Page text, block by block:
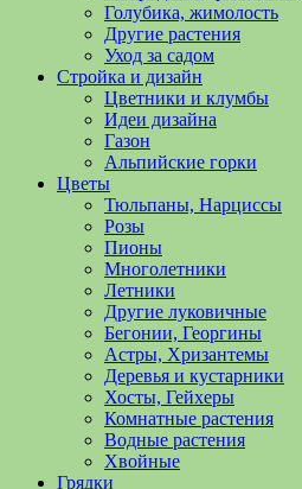
обустройстве
выращивании
Голубика, жимолость
Другие растения
Уход за садом
Стройка и дизайн
Цветники и клумбы
Идеи дизайна
Газон
Альпийские горки
Цветы
Тюльпаны, Нарциссы
Розы
Пионы
Многолетники
Летники
Другие луковичные
Бегонии, Георгины
Астры, Хризантемы
Деревья и кустарники
Хосты, Гейхеры
Комнатные растения
Водные растения
Хвойные
Грядки